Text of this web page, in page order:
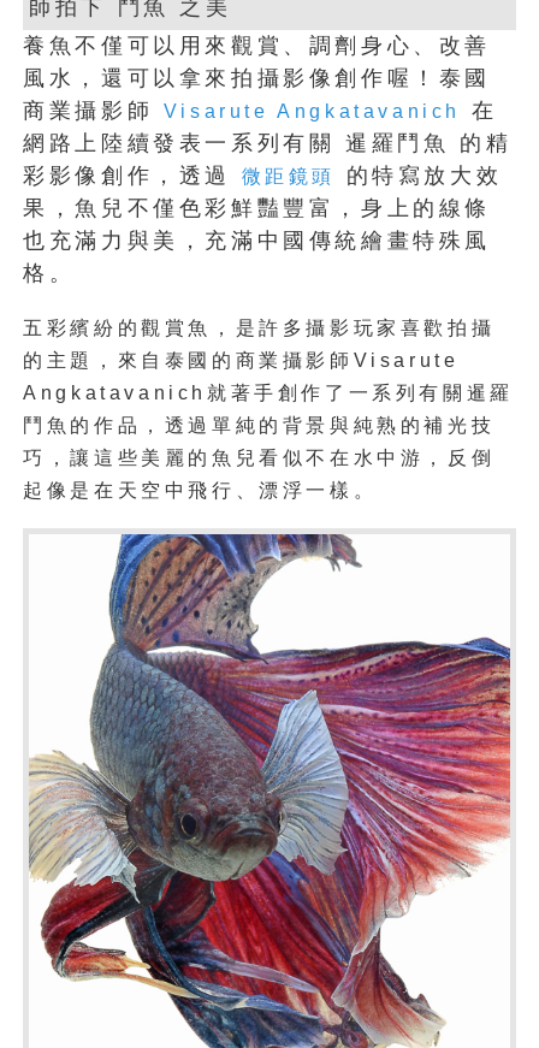
養魚不僅可以用來觀賞、調劑身心、改善
風水，還可以拿來拍攝影像創作喔！泰國
商業攝影師
Visarute Angkatavanich
在
網路上陸續發表一系列有關 暹羅鬥魚 的精
彩影像創作，透過
微距鏡頭
的特寫放大效
果，魚兒不僅色彩鮮豔豐富，身上的線條
也充滿力與美，充滿中國傳統繪畫特殊風
格。
五彩繽紛的觀賞魚，是許多攝影玩家喜歡拍攝
的主題，來自泰國的商業攝影師Visarute
Angkatavanich就著手創作了一系列有關暹羅
鬥魚的作品，透過單純的背景與純熟的補光技
巧，讓這些美麗的魚兒看似不在水中游，反倒
起像是在天空中飛行、漂浮一樣。